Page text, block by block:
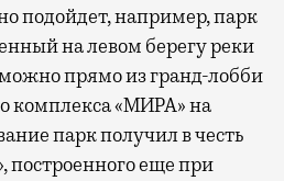
подойдет, например, парк
на левом берегу реки
прямо из гранд-лобби
комплекса «МИРА» на
парк получил в честь
построенного еще при